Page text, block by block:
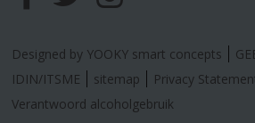
a
c
w
i
n
s
Designed by YOOKY smart concepts
IDIN/ITSME
sitemap Privacy
Verantwoord alcoholgebruik